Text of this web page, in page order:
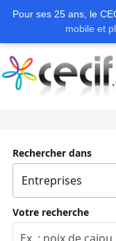
Pour ses 25 ans, le
mobile et
Rechercher dans
Votre recherche